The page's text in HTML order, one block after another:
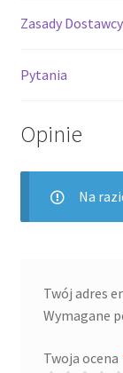
Zasady Dostawcy
Pytania
Opinie
Na
Twój adres
Wymagane
Twoja ocena